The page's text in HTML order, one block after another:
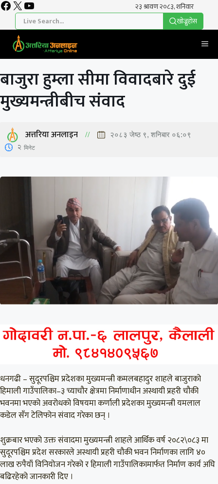
Skip
content
Facebook
X YouTube
खाेज्नुहाेस
बाजुरा हुम्ला सीमा विवादबारे दुई
मुख्यमन्त्रीबीच संवाद
अत्तरिया अनलाइन २०८३ जेष्ठ ९, शनिबार ०६:०९
2 मिनेट
धनगढी – सुदूरपश्चिम प्रदेशका मुख्यमन्त्री कमलबहादुर शाहले बाजुराको
हिमाली गाउँपालिका–३ च्याचौर क्षेत्रमा निर्माणाधीन अस्थायी प्रहरी चौकी
भवनमा भएको अवरोधको विषयमा कर्णाली प्रदेशका मुख्यमन्त्री यमलाल
कडेल सँग टेलिफोन संवाद गरेका छन् ।
शुक्रबार भएको उक्त संवादमा मुख्यमन्त्री शाहले आर्थिक वर्ष २०८२\०८३ मा
सुदूरपश्चिम प्रदेश सरकारले अस्थायी प्रहरी चौकी भवन निर्माणका लागि ४०
लाख रुपैयाँ विनियोजन गरेको र हिमाली गाउँपालिकामार्फत निर्माण कार्य अघि
बढिरहेको जानकारी दिए ।